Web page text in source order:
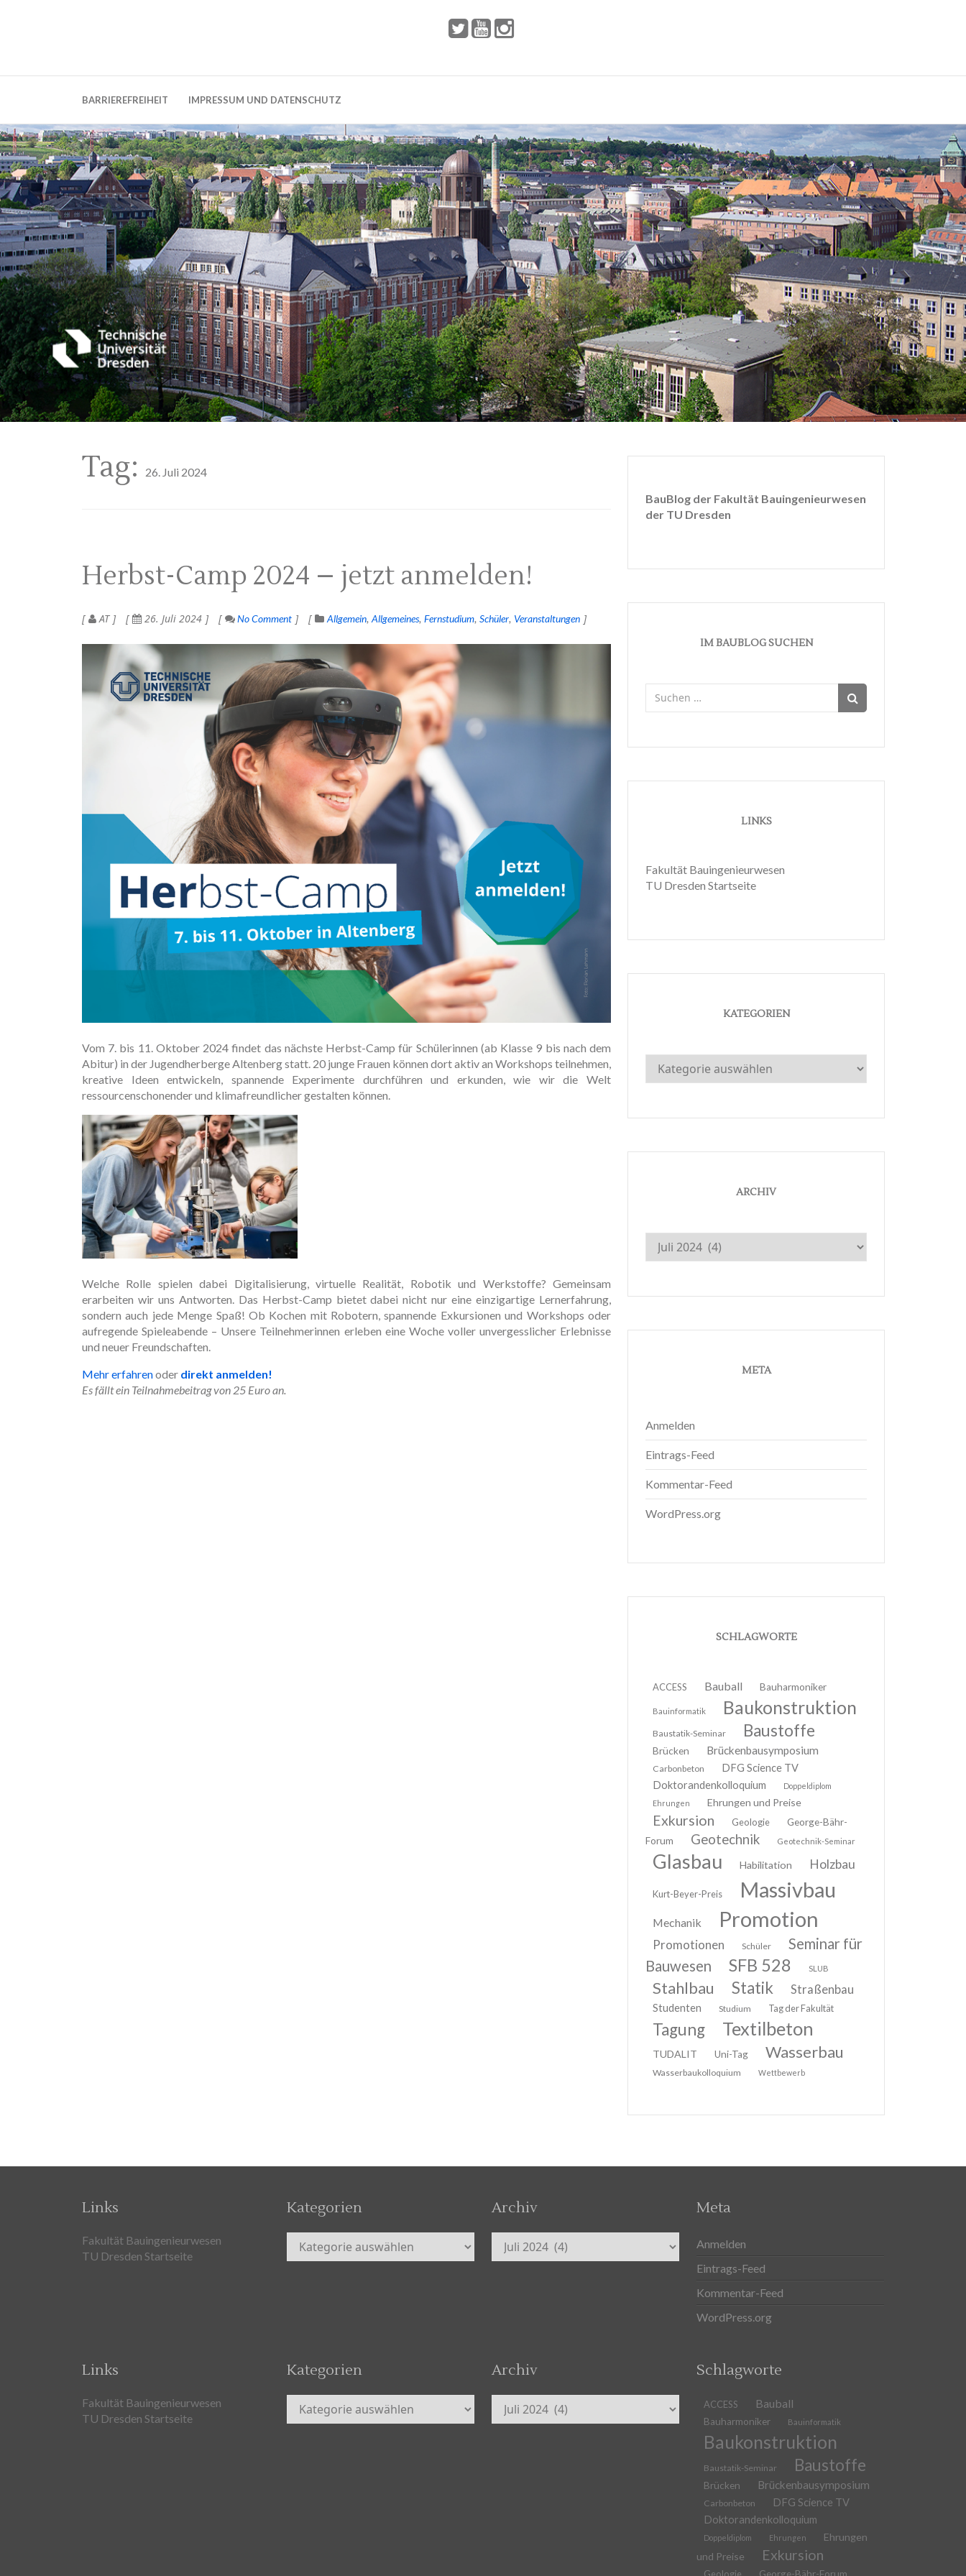
BARRIEREFREIHEIT IMPRESSUM UND DATENSCHUTZ
Tag: 26. Juli 2024
Herbst-Camp 2024 – jetzt anmelden!
AT 26. Juli 2024 No Comment Allgemein Allgemeines Fernstudium Schüler Veranstaltungen
Vom 7. bis 11. Oktober 2024 findet das nächste Herbst-Camp für Schülerinnen (ab Klasse 9 bis nach dem
Abitur) in der Jugendherberge Altenberg statt. 20 junge Frauen können dort aktiv an Workshops teilnehmen,
kreative Ideen entwickeln, spannende Experimente durchführen und erkunden, wie wir die Welt
ressourcenschonender und klimafreundlicher gestalten können.
Welche Rolle spielen dabei Digitalisierung, virtuelle Realität, Robotik und Werkstoffe? Gemeinsam
erarbeiten wir uns Antworten. Das Herbst-Camp bietet dabei nicht nur eine einzigartige Lernerfahrung,
sondern auch jede Menge Spaß! Ob Kochen mit Robotern, spannende Exkursionen und Workshops oder
aufregende Spieleabende – Unsere Teilnehmerinnen erleben eine Woche voller unvergesslicher Erlebnisse
und neuer Freundschaften.
Mehr erfahrenoder direkt anmelden!
Es fällt ein Teilnahmebeitrag von 25 Euro an.
BauBlog der Fakultät Bauingenieurwesen
der TU Dresden
IM BAUBLOG SUCHEN
nach:
LINKS
Fakultät Bauingenieurwesen
TU Dresden Startseite
KATEGORIEN
Kategorien
ARCHIV
Archiv
META
Anmelden
Eintrags-Feed
Kommentar-Feed
WordPress.org
SCHLAGWORTE
ACCESS Bauball Bauharmoniker
Bauinformatik Baukonstruktion
Baustatik-Seminar Baustoffe
Brücken Brückenbausymposium
Carbonbeton
DFG Science TV
Doktorandenkolloquium
Doppeldiplom
Ehrungen
Ehrungen und Preise
Exkursion Geologie
George-Bähr-
Forum
Geotechnik Geotechnik-Seminar
Glasbau Habilitation Holzbau
Kurt-Beyer-Preis Massivbau
Mechanik Promotion
Promotionen Schüler
Seminar für
Bauwesen
SFB 528 SLUB
Stahlbau Statik Straßenbau
Studenten Studium Tag der Fakultät
Tagung Textilbeton
TUDALIT Uni-Tag Wasserbau
Wasserbaukolloquium Wettbewerb
Links
Fakultät Bauingenieurwesen
TU Dresden Startseite
Kategorien
Kategorien
Archiv
Archiv
Meta
Anmelden
Eintrags-Feed
Kommentar-Feed
WordPress.org
Links
Fakultät Bauingenieurwesen
TU Dresden Startseite
Kategorien
Kategorien
Archiv
Archiv
Schlagworte
ACCESS Bauball
Bauharmoniker Bauinformatik
Baukonstruktion
Baustatik-Seminar Baustoffe
Brücken Brückenbausymposium
Carbonbeton
DFG Science TV
Doktorandenkolloquium
Doppeldiplom Ehrungen
Ehrungen
und Preise
Exkursion
Geologie George-Bähr-Forum